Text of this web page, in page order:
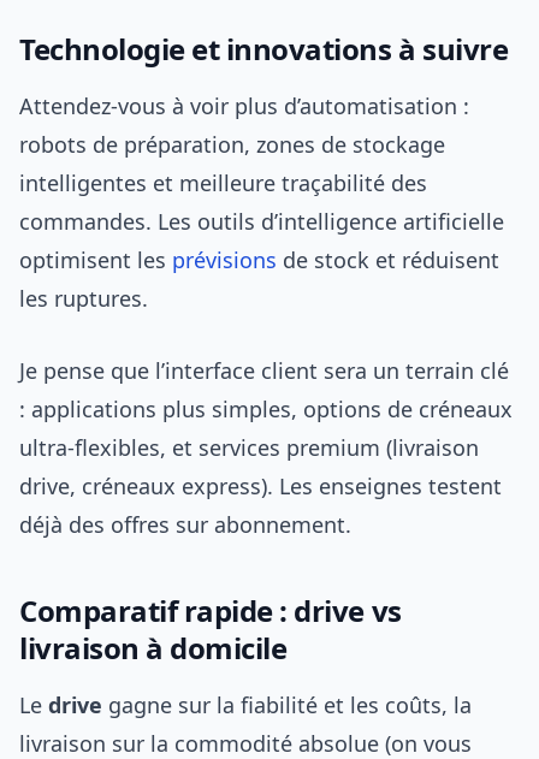
Technologie et innovations à suivre
Attendez-vous à voir plus d’automatisation :
robots de préparation, zones de stockage
intelligentes et meilleure traçabilité des
commandes. Les outils d’intelligence artificielle
optimisent les prévisions de stock et réduisent
les ruptures.
Je pense que l’interface client sera un terrain clé
: applications plus simples, options de créneaux
ultra-flexibles, et services premium (livraison
drive, créneaux express). Les enseignes testent
déjà des offres sur abonnement.
Comparatif rapide : drive vs
livraison à domicile
Le drive gagne sur la fiabilité et les coûts, la
livraison sur la commodité absolue (on vous